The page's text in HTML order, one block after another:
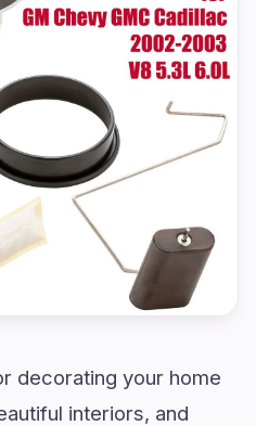
decorating your home
interiors, and